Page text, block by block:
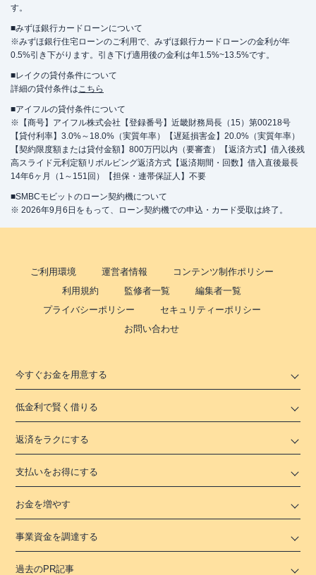
す。
■みずほ銀行カードローンについて
※みずほ銀行住宅ローンのご利用で、みずほ銀行カードローンの金利が年
0.5%引き下がります。引き下げ適用後の金利は年1.5%~13.5%です。
■レイクの貸付条件について
詳細の貸付条件はこちら
■アイフルの貸付条件について
※【商号】アイフル株式会社【登録番号】近畿財務局長（15）第00218号
【貸付利率】3.0%～18.0%（実質年率）【遅延損害金】20.0%（実質年率）
【契約限度額または貸付金額】800万円以内（要審査）【返済方式】借入後残
高スライド元利定額リボルビング返済方式【返済期間・回数】借入直後最長
14年6ヶ月（1～151回）【担保・連帯保証人】不要
■SMBCモビットのローン契約機について
※ 2026年9月6日をもって、ローン契約機での申込・カード受取は終了。
ご利用環境 運営者情報
コンテンツ制作ポリシー
利用規約
監修者一覧
編集者一覧
プライバシーポリシー
セキュリティーポリシー
お問い合わせ
今すぐお金を用意する
低金利で賢く借りる
返済をラクにする
支払いをお得にする
お金を増やす
事業資金を調達する
過去のPR記事